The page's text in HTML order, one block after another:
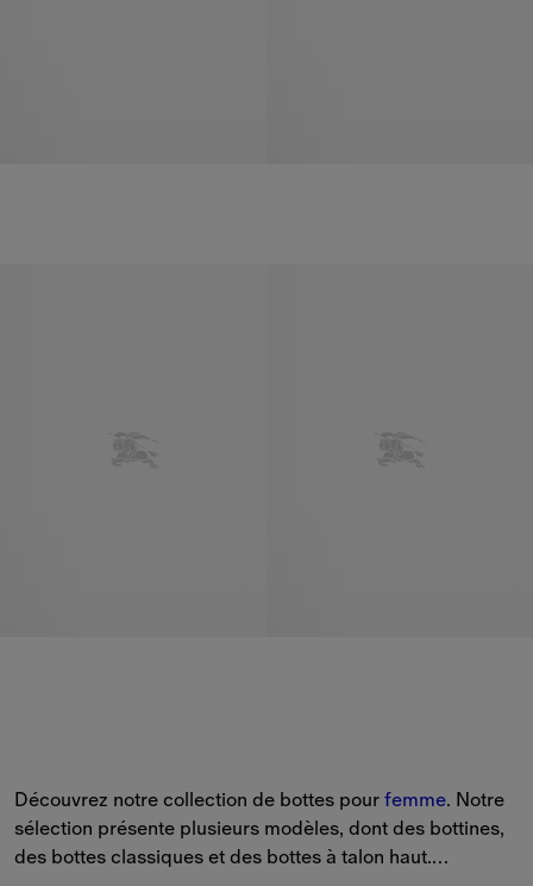
Découvrez notre collection de bottes pour femme. Notre
sélection présente plusieurs modèles, dont des bottines,
des bottes classiques et des bottes à talon haut.